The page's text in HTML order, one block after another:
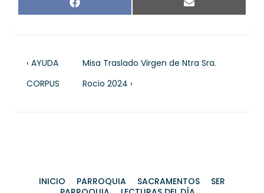
F
A
O
E
M
‹ AYUDA
CORPUS
Misa Traslado Virgen de Ntra Sra.
Rocio 2024 ›
INICIO PARROQUIA SACRAMENTOS
SER